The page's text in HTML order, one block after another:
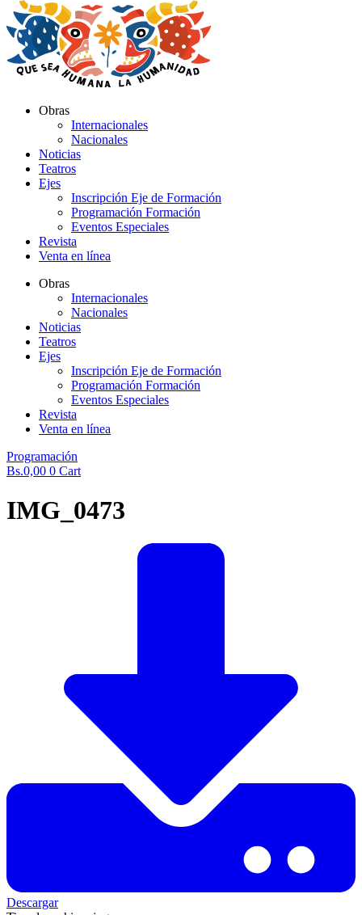
Obras
Internacionales
Nacionales
Noticias
Teatros
Ejes
Inscripción Eje de Formación
Programación Formación
Eventos Especiales
Revista
Venta en línea
Obras
Internacionales
Nacionales
Noticias
Teatros
Ejes
Inscripción Eje de Formación
Programación Formación
Eventos Especiales
Revista
Venta en línea
Programación
Bs.0,00 0 Cart
IMG_0473
Descargar